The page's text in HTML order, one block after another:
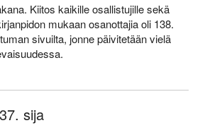
Kiitos kaikille osallistujille sekä
mukaan osanottajia oli 138.
sivuilta, jonne päivitetään vielä
sija